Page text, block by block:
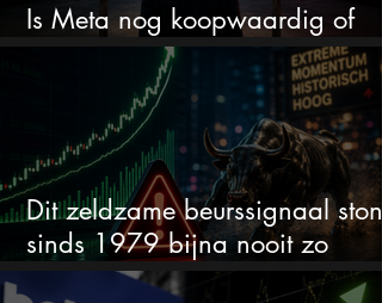
Is Meta nog koopwaardig of
wordt het tijd om te verkopen?
Dit zeldzame beurssignaal stond
sinds 1979 bijna nooit zo
extreem